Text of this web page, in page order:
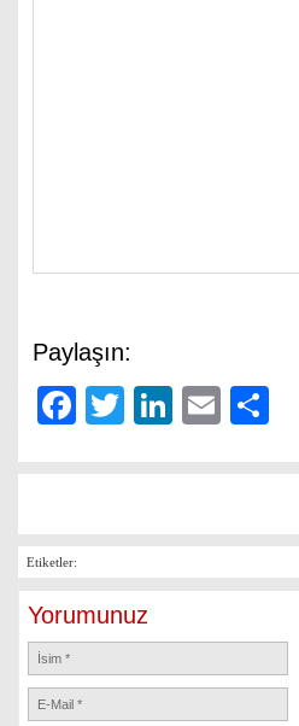
Paylaşın:
Facebook
TwitterLinkedIn
Email
Etiketler:
Yorumunuz